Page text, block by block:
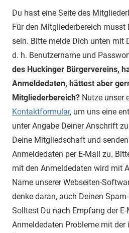
Du hast eine Seite des
Für den Mitgliederbereich musst
sein. Bitte melde Dich unten mit
d. h. Benutzername und
des Huckinger Bürgervereins,
Anmeldedaten, hättest aber
Mitgliederbereich? Nutze unser
Kontaktformular, um uns eine
unter Angabe Deiner Anschrift
Deine Mitgliedschaft und
Anmeldedaten per E-Mail zu.
mit den Anmeldedaten wird mit
Name unserer Webseiten-
denke daran, auch Deinen
Solltest Du nach Empfang der
Anmeldedaten Probleme mit